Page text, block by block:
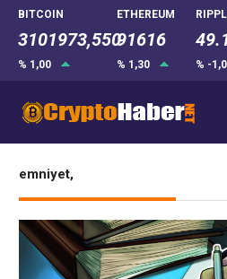
BITCOIN
3101973,550
% 1,00
ETHEREUM
91616
% 1,30 % -
emniyet,